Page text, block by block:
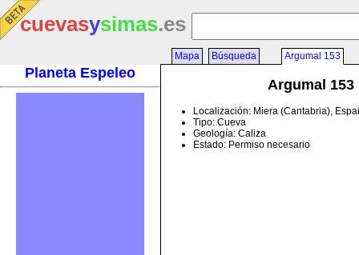
cuevasysimas.es
Planeta Espeleo
Mapa Búsqueda Argumal 153
Argumal 153
Localización: Miera (Cantabria),
Tipo: Cueva
Geología: Caliza
Estado: Permiso necesario